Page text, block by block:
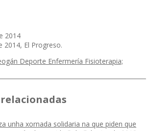
2014
2014, El Progreso.
Deporte Enfermería Fisioterapia;
unha xornada solidaria na que piden que